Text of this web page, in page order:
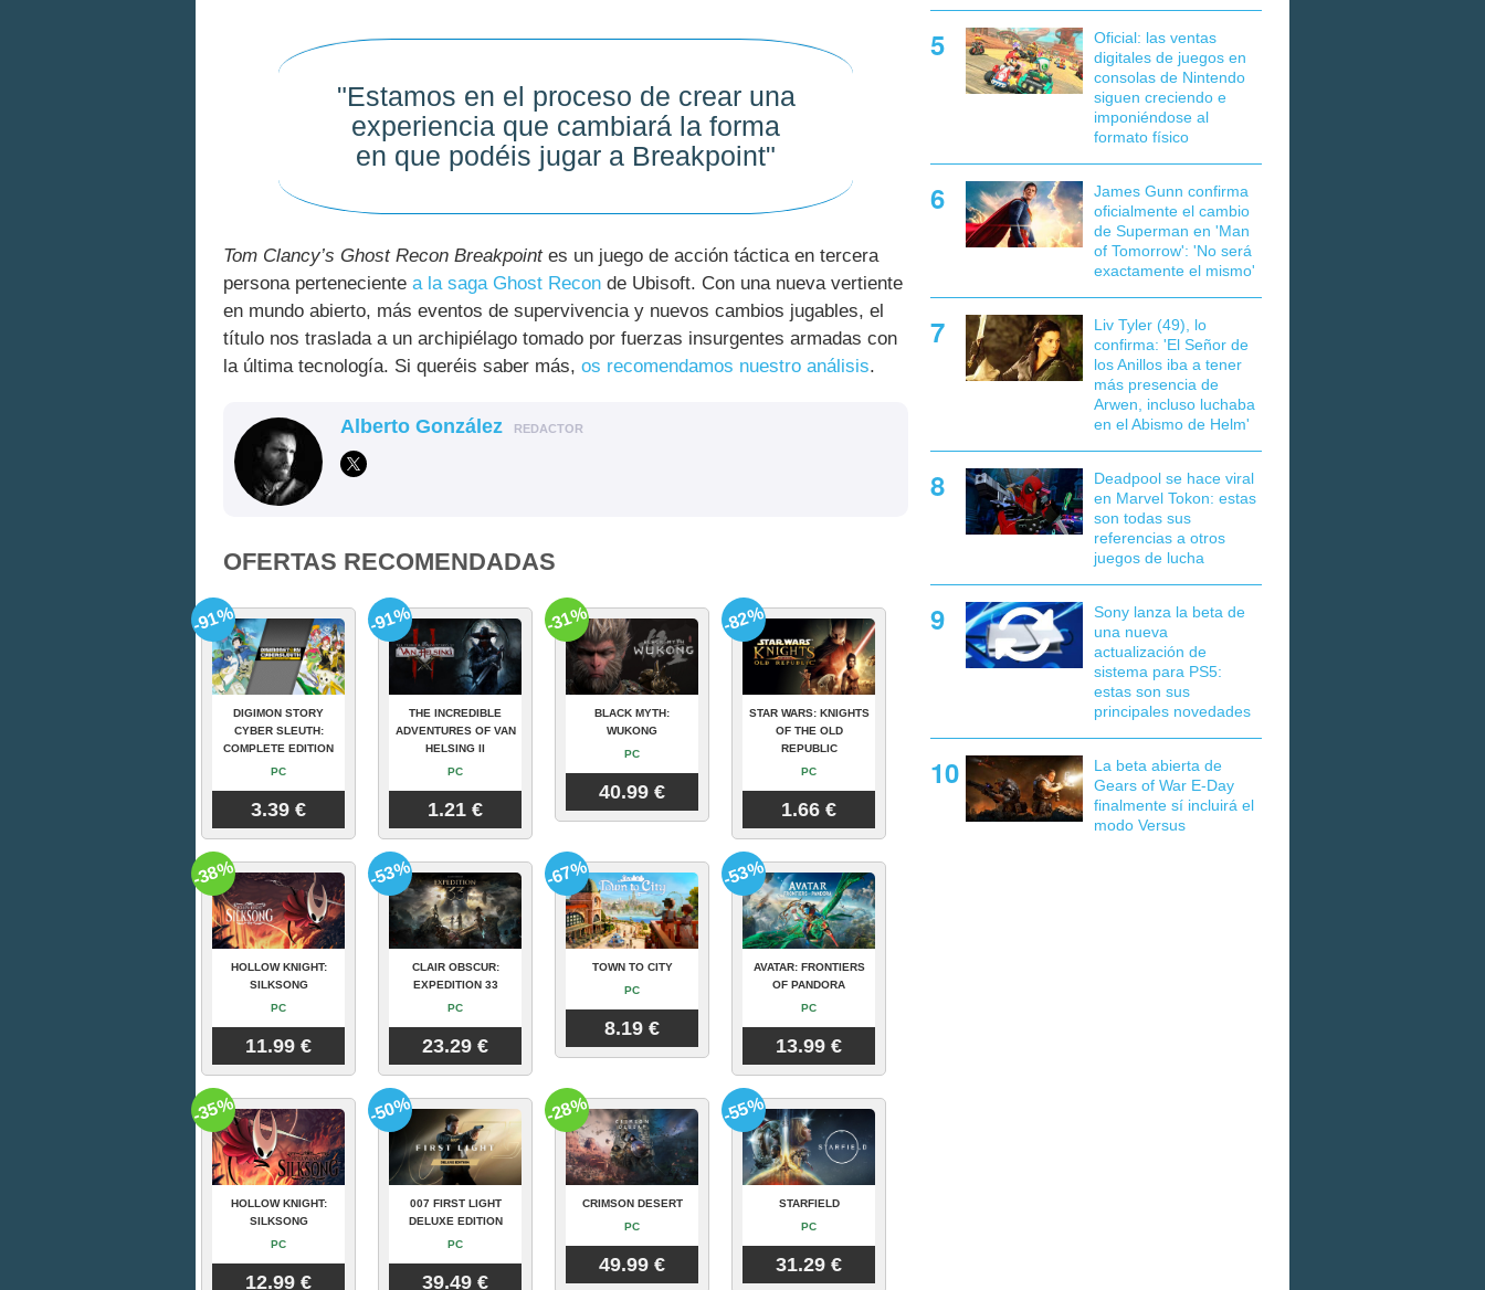
"Estamos en el proceso de crear una
experiencia que cambiará la forma
en que podéis jugar a Breakpoint"
Tom Clancy’s Ghost Recon Breakpointes un juego de acción táctica en tercera
persona perteneciente a la saga Ghost Recon de Ubisoft. Con una nueva vertiente
en mundo abierto, más eventos de supervivencia y nuevos cambios jugables, el
título nos traslada a un archipiélago tomado por fuerzas insurgentes armadas con
la última tecnología. Si queréis saber más, os recomendamos nuestro análisis.
Alberto González REDACTOR
OFERTAS RECOMENDADAS
DIGIMON STORY
CYBER SLEUTH:
COMPLETE EDITION
PC
3.39 €
-91%
THE INCREDIBLE
ADVENTURES OF VAN
HELSING II
PC
1.21 €
-91%
BLACK MYTH:
WUKONG
PC
40.99 €
-31%
STAR WARS: KNIGHTS
OF THE OLD
REPUBLIC
PC
1.66 €
-82%
HOLLOW KNIGHT:
SILKSONG
PC
11.99 €
-38%
CLAIR OBSCUR:
EXPEDITION 33
PC
23.29 €
-53%
TOWN TO CITY
PC
8.19 €
-67%
AVATAR: FRONTIERS
OF PANDORA
PC
13.99 €
-53%
HOLLOW KNIGHT:
SILKSONG
PC
12.99 €
-35%
007 FIRST LIGHT
DELUXE EDITION
PC
39.49 €
-50%
CRIMSON DESERT
PC
49.99 €
-28%
STARFIELD
PC
31.29 €
-55%
Oficial: las ventas
digitales de juegos en
consolas de Nintendo
siguen creciendo e
imponiéndose al
formato físico
James Gunn confirma
oficialmente el cambio
de Superman en 'Man
of Tomorrow': 'No será
exactamente el mismo'
Liv Tyler (49), lo
confirma: 'El Señor de
los Anillos iba a tener
más presencia de
Arwen, incluso luchaba
en el Abismo de Helm'
Deadpool se hace viral
en Marvel Tokon: estas
son todas sus
referencias a otros
juegos de lucha
Sony lanza la beta de
una nueva
actualización de
sistema para PS5:
estas son sus
principales novedades
La beta abierta de
Gears of War E-Day
finalmente sí incluirá el
modo Versus